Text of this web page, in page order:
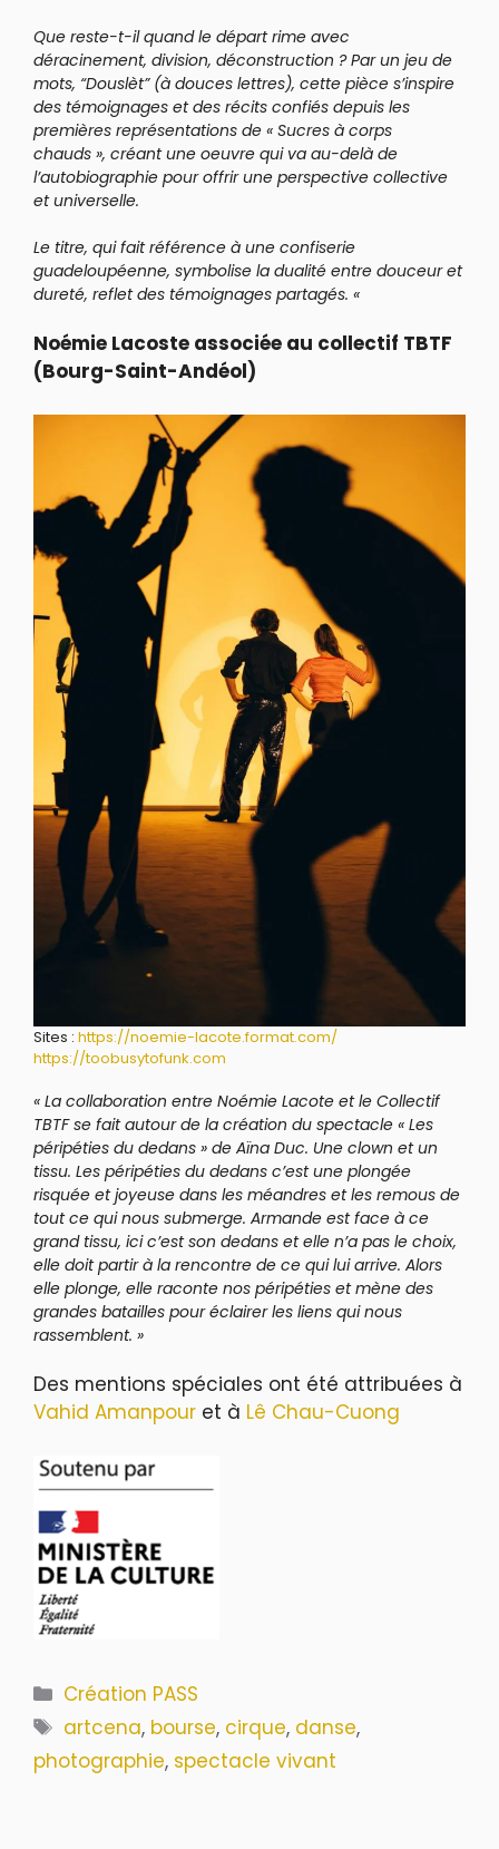
Que reste-t-il quand le départ rime avec
déracinement, division, déconstruction ? Par un jeu de
mots, “Douslèt” (à douces lettres), cette pièce s’inspire
des témoignages et des récits confiés depuis les
premières représentations de « Sucres à corps
chauds », créant une oeuvre qui va au-delà de
l’autobiographie pour offrir une perspective collective
et universelle.
Le titre, qui fait référence à une confiserie
guadeloupéenne, symbolise la dualité entre douceur et
dureté, reflet des témoignages partagés. «
Noémie Lacoste associée au collectif TBTF
(Bourg-Saint-Andéol)
Sites : https://noemie-lacote.format.com/
https://toobusytofunk.com
« La collaboration entre Noémie Lacote et le Collectif
TBTF se fait autour de la création du spectacle « Les
péripéties du dedans » de Aïna Duc. Une clown et un
tissu. Les péripéties du dedans c’est une plongée
risquée et joyeuse dans les méandres et les remous de
tout ce qui nous submerge. Armande est face à ce
grand tissu, ici c’est son dedans et elle n’a pas le choix,
elle doit partir à la rencontre de ce qui lui arrive. Alors
elle plonge, elle raconte nos péripéties et mène des
grandes batailles pour éclairer les liens qui nous
rassemblent. »
Des mentions spéciales ont été attribuées à
Vahid Amanpour et à Lê Chau-Cuong
Catégories
Création PASS
Étiquettes
artcena, bourse, cirque, danse,
photographie, spectacle vivant